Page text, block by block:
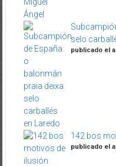
selo
publicado el
142 bos
publicado el